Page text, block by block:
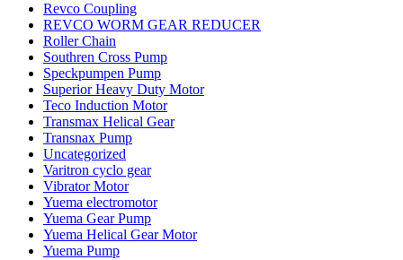
Revco Coupling
REVCO WORM GEAR REDUCER
Roller Chain
Southren Cross Pump
Speckpumpen Pump
Superior Heavy Duty Motor
Teco Induction Motor
Transmax Helical Gear
Transnax Pump
Uncategorized
Varitron cyclo gear
Vibrator Motor
Yuema electromotor
Yuema Gear Pump
Yuema Helical Gear Motor
Yuema Pump